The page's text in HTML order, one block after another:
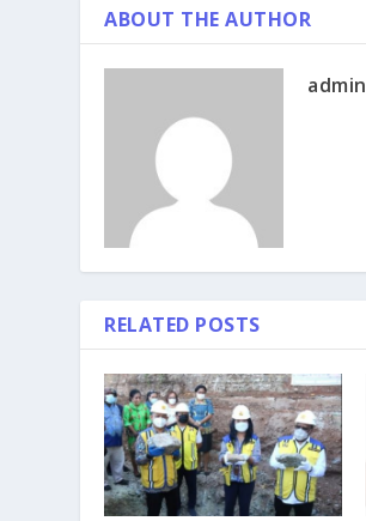
ABOUT THE AUTHOR
admin
RELATED POSTS